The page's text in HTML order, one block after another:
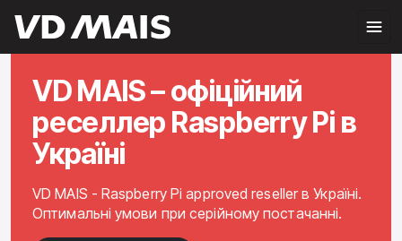
VD MAIS – офіційний
реселлер Raspberry Pi в
Україні
VD MAIS - Raspberry Pi approved reseller в Україні.
Оптимальні умови при серійному постачанні.